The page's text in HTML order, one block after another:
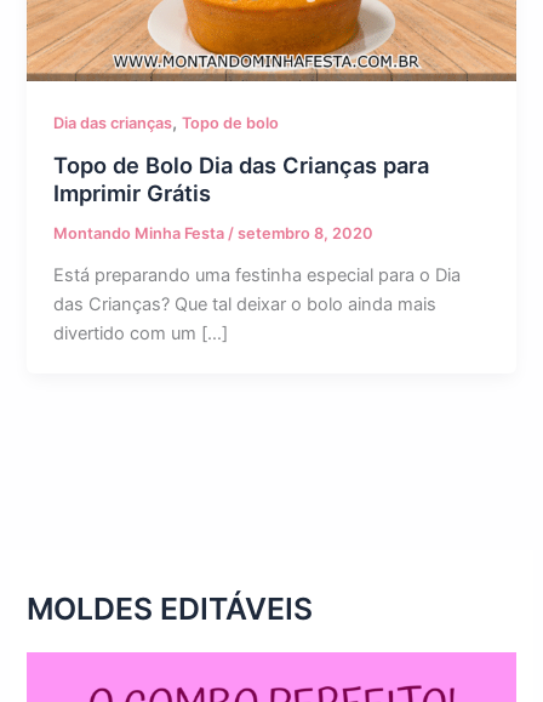
Dia das crianças,Topo de bolo
Topo de Bolo Dia das Crianças para
Imprimir Grátis
Montando Minha Festa /setembro 8, 2020
Está preparando uma festinha especial para o Dia
das Crianças? Que tal deixar o bolo ainda mais
divertido com um […]
MOLDES EDITÁVEIS